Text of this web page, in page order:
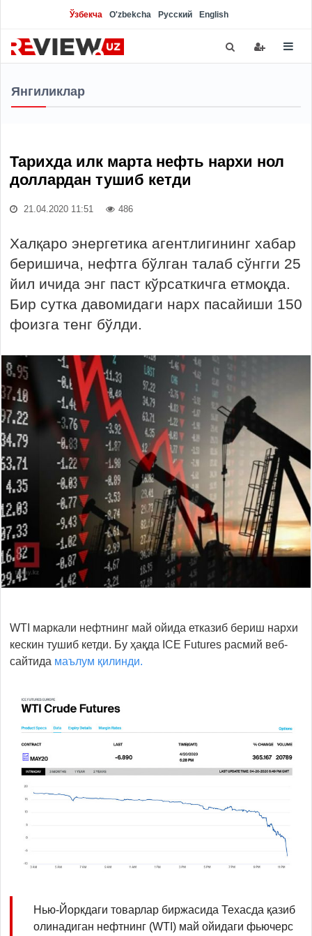
Ўзбекча O'zbekcha Русский English
Янгиликлар
Тарихда илк марта нефть нархи нол
доллардан тушиб кетди
21.04.2020 11:51 486
Халқаро энергетика агентлигининг хабар
беришича, нефтга бўлган талаб сўнгги 25
йил ичида энг паст кўрсаткичга етмоқда.
Бир сутка давомидаги нарх пасайиши 150
фоизга тенг бўлди.
WTI маркали нефтнинг май ойида етказиб бериш нархи
кескин тушиб кетди. Бу ҳақда ICE Futures расмий веб-
сайтида маълум қилинди.
Нью-Йоркдаги товарлар биржасида Техасда қазиб
олинадиган нефтнинг (WTI) май ойидаги фьючерс